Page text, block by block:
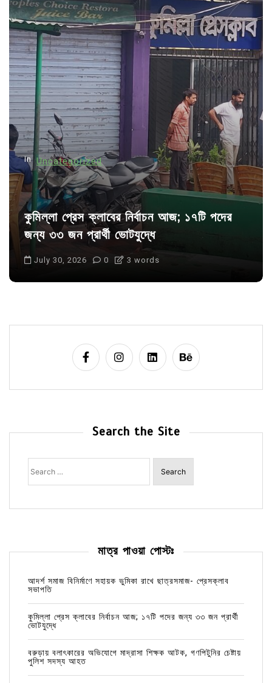
v
i
g
a
t
i
o
n
In Uncategorized
কুমিল্লা প্রেস ক্লাবের নির্বাচন আজ; ১৭টি পদের
জন্য ৩৩ জন প্রার্থী ভোটযুদ্ধে
July 30, 2026 0 3 words
Search the Site
Search
for:
মাত্র পাওয়া পোস্টঃ
আদর্শ সমাজ বিনির্মাণে সহায়ক ভুমিকা রাখে ছাত্রসমাজ- প্রেসক্লাব
সভাপতি
কুমিল্লা প্রেস ক্লাবের নির্বাচন আজ; ১৭টি পদের জন্য ৩৩ জন প্রার্থী
ভোটযুদ্ধে
বরুড়ায় বলাৎকারের অভিযোগে মাদ্রাসা শিক্ষক আটক, গণপিটুনির চেষ্টায়
পুলিশ সদস্য আহত